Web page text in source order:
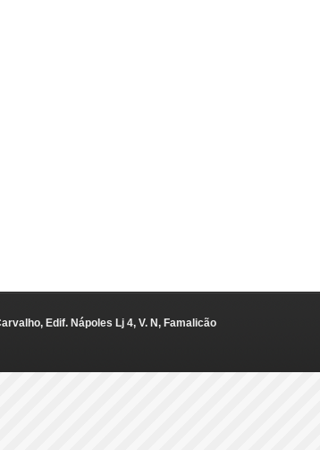
Edif. Nápoles Lj 4, V. N, Famalicão